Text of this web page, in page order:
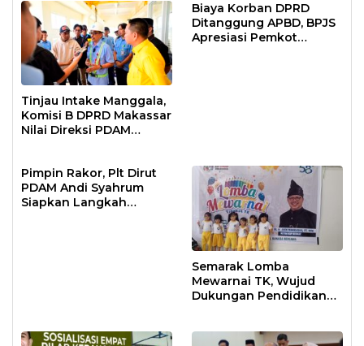
Tinjau Intake Manggala,
Komisi B DPRD Makassar
Nilai Direksi PDAM
Biaya Korban DPRD
Ditanggung APBD, BPJS
Apresiasi Pemkot
Pimpin Rakor, Plt Dirut
PDAM Andi Syahrum
Siapkan Langkah
Semarak Lomba
Mewarnai TK, Wujud
Dukungan Pendidikan